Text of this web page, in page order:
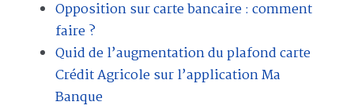
Opposition sur carte bancaire : comment
faire ?
Quid de l’augmentation du plafond carte
Crédit Agricole sur l’application Ma
Banque